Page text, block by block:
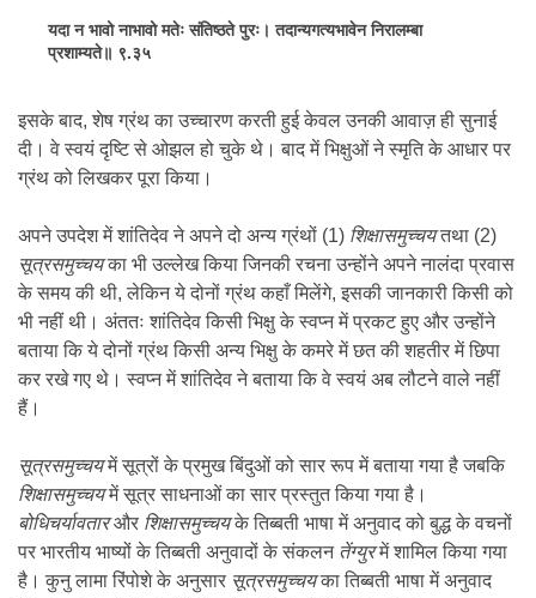
यदा न भावो नाभावो मतेः संतिष्ठते पुरः। तदान्यगत्यभावेन निरालम्बा
प्रशाम्यते॥ ९.३५
इसके बाद, शेष ग्रंथ का उच्चारण करती हुई केवल उनकी आवाज़ ही सुनाई
दी। वे स्वयं दृष्टि से ओझल हो चुके थे। बाद में भिक्षुओं ने स्मृति के आधार पर
ग्रंथ को लिखकर पूरा किया।
अपने उपदेश में शांतिदेव ने अपने दो अन्य ग्रंथों (1) शिक्षासमुच्चयतथा (2)
सूत्रसमुच्चयका भी उल्लेख किया जिनकी रचना उन्होंने अपने नालंदा प्रवास
के समय की थी, लेकिन ये दोनों ग्रंथ कहाँ मिलेंगे, इसकी जानकारी किसी को
भी नहीं थी। अंततः शांतिदेव किसी भिक्षु के स्वप्न में प्रकट हुए और उन्होंने
बताया कि ये दोनों ग्रंथ किसी अन्य भिक्षु के कमरे में छत की शहतीर में छिपा
कर रखे गए थे। स्वप्न में शांतिदेव ने बताया कि वे स्वयं अब लौटने वाले नहीं
हैं।
सूत्रसमुच्चयमें सूत्रों के प्रमुख बिंदुओं को सार रूप में बताया गया है जबकि
शिक्षासमुच्चयमें सूत्र साधनाओं का सार प्रस्तुत किया गया है।
बोधिचर्यावतारऔर शिक्षासमुच्चयके तिब्बती भाषा में अनुवाद को बुद्ध के वचनों
पर भारतीय भाष्यों के तिब्बती अनुवादों के संकलन तेंग्युरमें शामिल किया गया
है। कुनु लामा रिंपोशे के अनुसार सूत्रसमुच्चयका तिब्बती भाषा में अनुवाद